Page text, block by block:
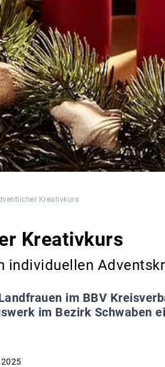
Kreativkurs
Kreativkurs
individuellen
im BBV
im Bezirk Schwaben